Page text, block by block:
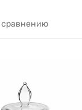
сравнению